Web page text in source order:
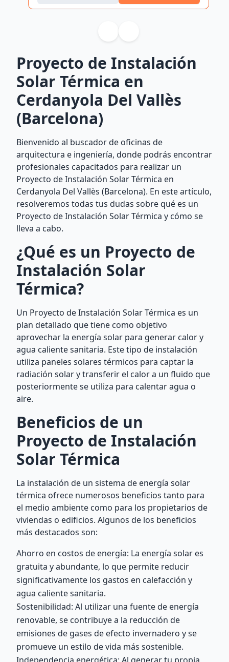
Proyecto de Instalación
Solar Térmica en
Cerdanyola Del Vallès
(Barcelona)
Bienvenido al buscador de oficinas de
arquitectura e ingeniería, donde podrás encontrar
profesionales capacitados para realizar un
Proyecto de Instalación Solar Térmica en
Cerdanyola Del Vallès (Barcelona). En este artículo,
resolveremos todas tus dudas sobre qué es un
Proyecto de Instalación Solar Térmica y cómo se
lleva a cabo.
¿Qué es un Proyecto de
Instalación Solar
Térmica?
Un Proyecto de Instalación Solar Térmica es un
plan detallado que tiene como objetivo
aprovechar la energía solar para generar calor y
agua caliente sanitaria. Este tipo de instalación
utiliza paneles solares térmicos para captar la
radiación solar y transferir el calor a un fluido que
posteriormente se utiliza para calentar agua o
aire.
Beneficios de un
Proyecto de Instalación
Solar Térmica
La instalación de un sistema de energía solar
térmica ofrece numerosos beneficios tanto para
el medio ambiente como para los propietarios de
viviendas o edificios. Algunos de los beneficios
más destacados son:
Ahorro en costos de energía: La energía solar es
gratuita y abundante, lo que permite reducir
significativamente los gastos en calefacción y
agua caliente sanitaria.
Sostenibilidad: Al utilizar una fuente de energía
renovable, se contribuye a la reducción de
emisiones de gases de efecto invernadero y se
promueve un estilo de vida más sostenible.